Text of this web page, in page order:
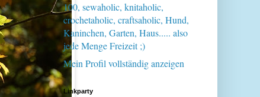
100, sewaholic, knitaholic,
crochetaholic, craftsaholic, Hund,
Kaninchen, Garten, Haus..... also
jede Menge Freizeit ;)
Mein Profil vollständig anzeigen
Linkparty